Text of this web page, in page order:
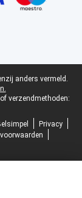
anders vermeld.
verzendmethoden:
Privacy